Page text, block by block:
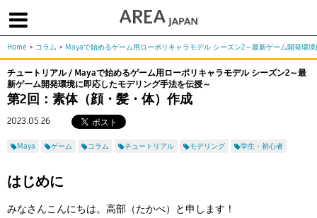
体験版で始める 学生向け無償版 ソフトを購入
About us | フォーラム | お問合せ
コラム チュートリアル
Jobs
Home > コラム > Mayaで始めるゲーム用ローポリキャラモデル シーズン2～最新ゲーム開発環
チュートリアル / Mayaで始めるゲーム用ローポリキャラモデル シーズン2～最
新ゲーム開発環境に即応したモデリング手法を伝授～
第2回：素体（顔・髪・体）作成
2023.05.26
Maya ゲーム コラム チュートリアル モデリング 学生・初心者
はじめに
みなさんこんにちは。高部（たかべ）と申します！